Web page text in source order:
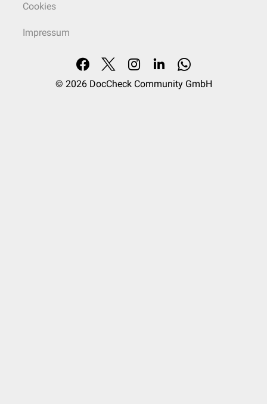
Cookies
Impressum
© 2026 DocCheck Community GmbH